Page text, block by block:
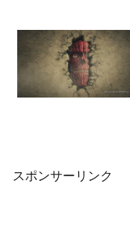
スポンサーリンク